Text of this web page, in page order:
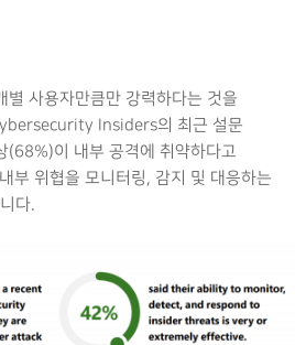
별 사용자만큼만 강력하다는 것을
Insiders의 최근 설문
(68%)이 내부 공격에 취약하다고
부 위협을 모니터링, 감지 및 대응하는
다.